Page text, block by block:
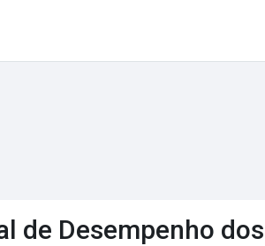
de Desempenho